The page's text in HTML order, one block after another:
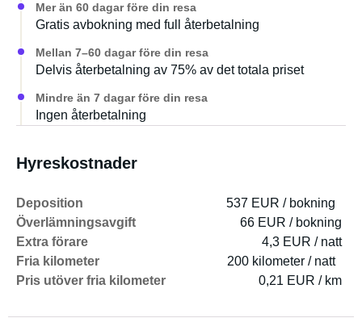
Vänligen ta med eget:
Filt och kudde etc.
Madrassöverdrag och ullfilt finns.
utomhusbruk (valfritt).
Mer än 60 dagar före din resa
Gratis avbokning med full återbetalning
Mellan 7–60 dagar före din resa
Delvis återbetalning av 75% av det totala priset
Mindre än 7 dagar före din resa
Ingen återbetalning
Hyreskostnader
Deposition
537 EUR / bokning
Överlämningsavgift
66 EUR / bokning
Extra förare
4,3 EUR / natt
Fria kilometer
200 kilometer / natt
Pris utöver fria kilometer
0,21 EUR / km